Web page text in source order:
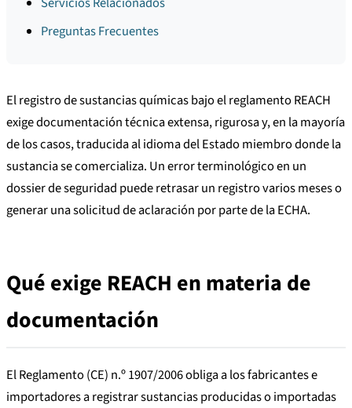
Preguntas Frecuentes
El registro de sustancias químicas bajo el reglamento REACH
exige documentación técnica extensa, rigurosa y, en la mayoría
de los casos, traducida al idioma del Estado miembro donde la
sustancia se comercializa. Un error terminológico en un
dossier de seguridad puede retrasar un registro varios meses o
generar una solicitud de aclaración por parte de la ECHA.
Qué exige REACH en materia de
documentación
El Reglamento (CE) n.º 1907/2006 obliga a los fabricantes e
importadores a registrar sustancias producidas o importadas